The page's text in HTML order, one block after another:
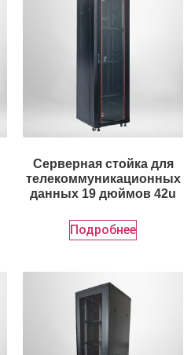
Серверная стойка для
телекоммуникационных
данных 19 дюймов 42u
Подробнее